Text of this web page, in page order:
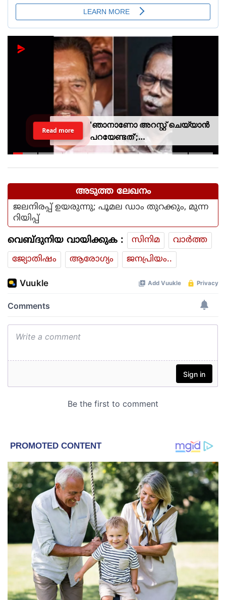
'ഞാനാണോ അറസ്റ്റ് ചെയ്യാൻ
പറയേണ്ടത്';
ടി.ജി.മോഹൻദാസിനെതിരായ
Read more
അടുത്ത ലേഖനം
ജലനിരപ്പ് ഉയരുന്നു; പൂമല ഡാം തുറക്കും, മുന്ന
റിയിപ്പ്
വെബ്ദുനിയ വായിക്കുക : സിനിമ
വാര്‍ത്ത
ജ്യോതിഷം
ആരോഗ്യം ജനപ്രിയം..